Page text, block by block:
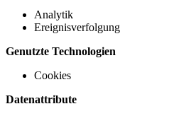
Analytik
Ereignisverfolgung
Genutzte Technologien
Cookies
Datenattribute